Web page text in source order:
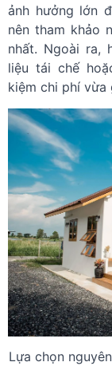
ảnh hưởng lớn
nên tham khảo
nhất. Ngoài ra,
liệu tái chế
kiệm chi phí
Lựa chọn